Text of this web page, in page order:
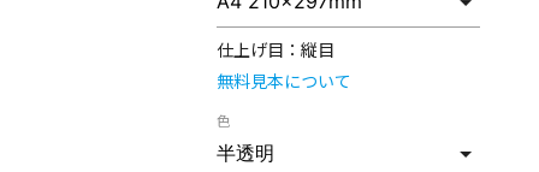
仕上げ目： 縦目
無料見本について
色